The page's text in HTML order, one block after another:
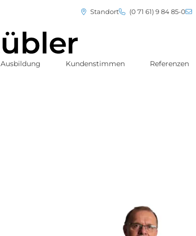
Standort (0 71 61) 9 84 85-0
Ausbildung Kundenstimmen Referenzen